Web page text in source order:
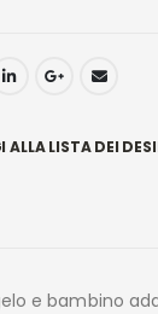
ALLA LISTA DEI
e bambino